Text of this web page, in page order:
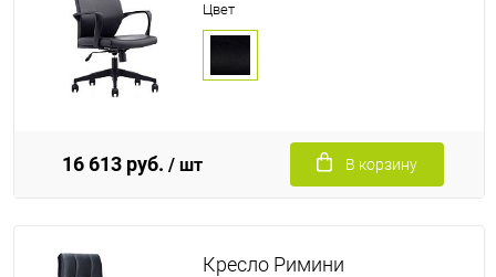
Цвет
16 613 руб. / шт В корзину
Кресло Римини